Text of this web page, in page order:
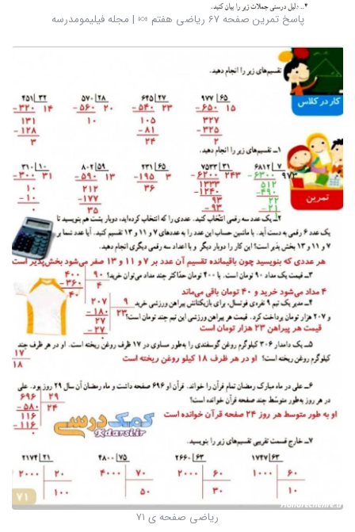
پاسخ تمرین صفحه 67 ریاضی هفتم 🍬 | مجله فیلیمومدرسه
ریاضی صفحه ی ۷۱